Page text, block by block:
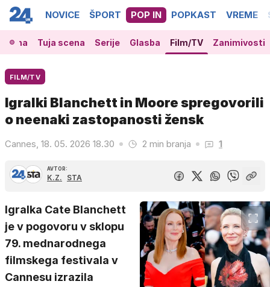
NOVICE ŠPORT POP IN POPKAST VREME
Tuja scena Serije Glasba Film/TV Zanimivosti
FILM/TV
Igralki Blanchett in Moore spregovorili
o neenaki zastopanosti žensk
Cannes, 18. 05. 2026 18.30 2 min branja 1
AVTOR:
K.Z. STA
Igralka Cate Blanchett
je v pogovoru v sklopu
79. mednarodnega
filmskega festivala v
Cannesu izrazila